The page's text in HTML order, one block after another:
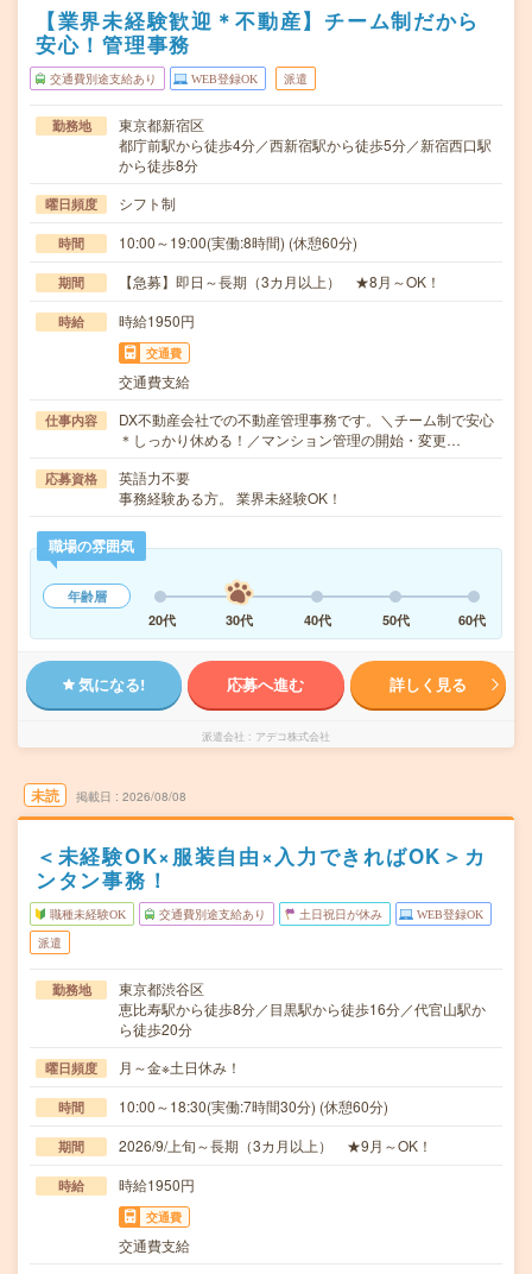
【業界未経験歓迎＊不動産】チーム制だから
安心！管理事務
交通費別途支給あり WEB登録OK 派遣
勤務地
東京都新宿区
都庁前駅から徒歩4分／西新宿駅から徒歩5分／新宿西口駅
から徒歩8分
曜日頻度 シフト制
時間 10:00～19:00(実働:8時間) (休憩60分)
期間 【急募】即日～長期（3カ月以上） ★8月～OK！
時給 時給1950円
交通費
交通費支給
仕事内容
DX不動産会社での不動産管理事務です。＼チーム制で安心
＊しっかり休める！／マンション管理の開始・変更…
応募資格
英語力不要
事務経験ある方。 業界未経験OK！
職場の雰囲気
年齢層
20代
30代 40代 50代 60代
気になる! 応募へ進む 詳しく見る
派遣会社 アデコ株式会社
未読 掲載日 2026/08/08
＜未経験OK×服装自由×入力できればOK＞カ
ンタン事務！
職種未経験OK 交通費別途支給あり 土日祝日が休み WEB登録OK
派遣
勤務地
東京都渋谷区
恵比寿駅から徒歩8分／目黒駅から徒歩16分／代官山駅か
ら徒歩20分
曜日頻度 月～金※土日休み！
時間 10:00～18:30(実働:7時間30分) (休憩60分)
期間 2026/9/上旬～長期（3カ月以上） ★9月～OK！
時給 時給1950円
交通費
交通費支給